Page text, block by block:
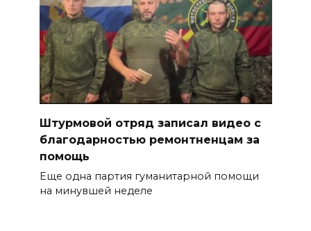
Штурмовой отряд записал видео с
благодарностью ремонтненцам за
помощь
Еще одна партия гуманитарной помощи
на минувшей неделе